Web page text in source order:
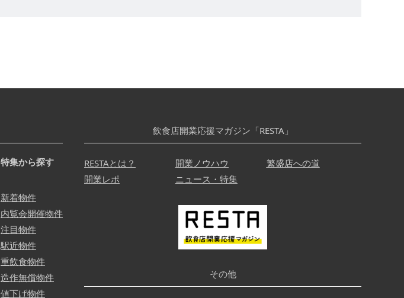
特集から探す
新着物件
内覧会開催物件
注目物件
駅近物件
重飲食物件
造作無償物件
値下げ物件
飲食店開業応援マガジン「RESTA」
RESTAとは？ 開業ノウハウ
繁盛店への道
開業レポ
ニュース・特集
その他